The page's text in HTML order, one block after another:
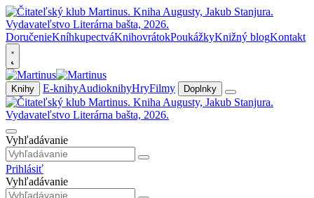
DoručenieKníhkupectváKnihovrátokPoukážkyKnižný blogKontakt
Knihy E-knihyAudioknihyHryFilmy Doplnky
Vyhľadávanie
Prihlásiť
Vyhľadávanie